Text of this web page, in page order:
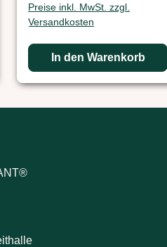
Preise inkl. MwSt. zzgl.
Versandkosten
In den Warenkorb